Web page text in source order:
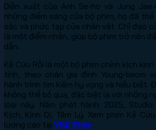
Diễn xuất của Anh Se-ho và Jung
những điểm sáng của bộ phim, họ đã
sắc và phức tạp của nhân vật. Chỉ đạo
là một điểm nhấn, giúp bộ phim trở nên
dẫn.
Kẻ Cứu Rỗi là một bộ phim chính kịch
tính, theo chân gia đình Young-beom
hành trình tìm kiếm hy vọng và hiểu biết.
không thể bỏ qua, đặc biệt là với những
loại này. Năm phát hành: 2025,
Kịch, Kinh Dị, Tâm Lý. Xem phim Kẻ
lượng cao tại VN2 Phim.